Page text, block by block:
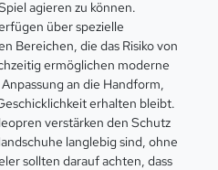
agieren zu können.
über spezielle
Bereichen, die das Risiko von
ermöglichen moderne
an die Handform,
erhalten bleibt.
verstärken den Schutz
langlebig sind, ohne
sollten darauf achten, dass